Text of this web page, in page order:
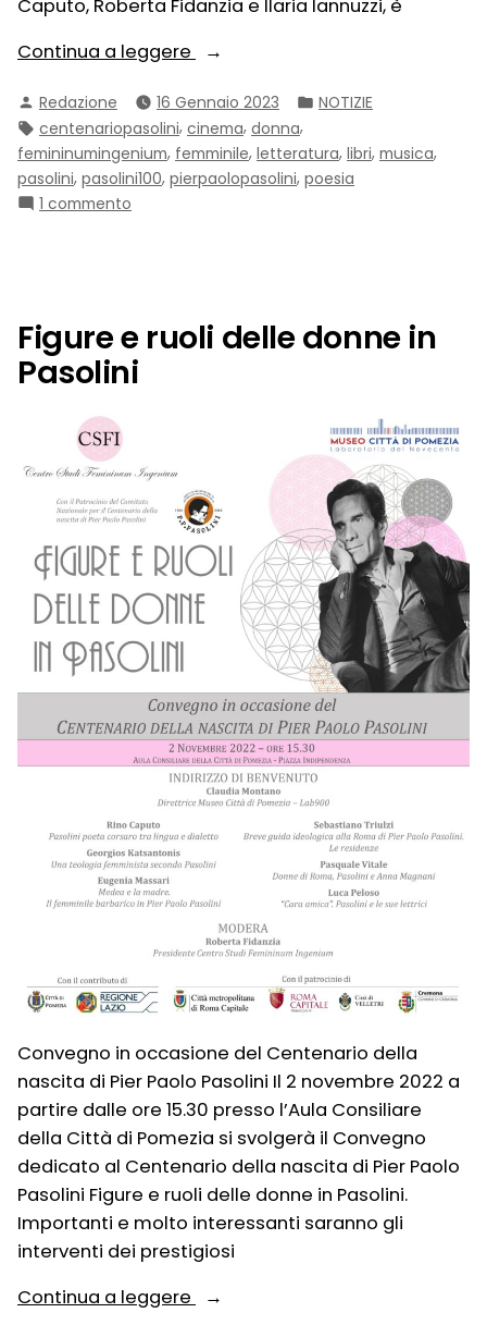
Caputo, Roberta Fidanzia e Ilaria Iannuzzi, è
Continua a leggere
“Femininum
Collana
di
Studi
sul
Pubblicato
da
Redazione 16 Gennaio 2023
Pubblicato
NOTIZIE
Tag:
centenariopasolini, cinema, donna,
femininumingenium, femminile, letteratura, libri, musica,
pasolini, pasolini100, pierpaolopasolini, poesia
1 commento
sul
genio
Figure e ruoli delle donne in
Pasolini
Convegno in occasione del Centenario della
nascita di Pier Paolo Pasolini Il 2 novembre 2022 a
partire dalle ore 15.30 presso l’Aula Consiliare
della Città di Pomezia si svolgerà il Convegno
dedicato al Centenario della nascita di Pier Paolo
Pasolini Figure e ruoli delle donne in Pasolini.
Importanti e molto interessanti saranno gli
interventi dei prestigiosi
Continua a leggere
“Figure